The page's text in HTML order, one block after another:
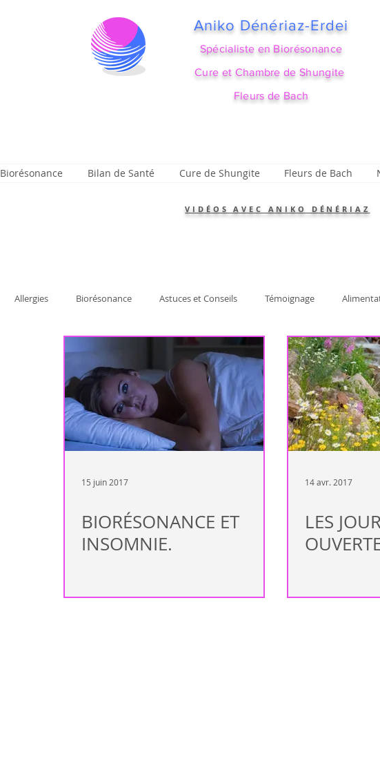
Aniko Dénériaz-Erdei
Spécialiste en Biorésonance
Cure et Chambre de Shungite
Fleurs de Bach
Biorésonance Bilan de Santé Cure de Shungite Fleurs de Bach
VIDÉOS AVEC ANIKO DÉNÉRIAZ
Allergies Biorésonance Astuces et Conseils Témoignage
Maladie auto-immune Complément de
Dyspepsie Immunité Sion Valais Rendez-vous Peau
15 juin 2017
BIORÉSONANCE ET
INSOMNIE.
14 avr. 2017
LES